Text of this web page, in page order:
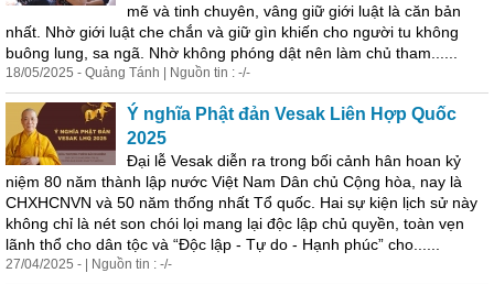
mẽ và tinh chuyên, vâng giữ giới luật là căn bản
nhất. Nhờ giới luật che chắn và giữ gìn khiến cho người tu không
buông lung, sa ngã. Nhờ không phóng dật nên làm chủ tham......
18/05/2025 - Quảng Tánh | Nguồn tin : -/-
Ý nghĩa Phật đản Vesak Liên Hợp Quốc
2025
Đại lễ Vesak diễn ra trong bối cảnh hân hoan kỷ
niệm 80 năm thành lập nước Việt Nam Dân chủ Cộng hòa, nay là
CHXHCNVN và 50 năm thống nhất Tổ quốc. Hai sự kiện lịch sử này
không chỉ là nét son chói lọi mang lại độc lập chủ quyền, toàn vẹn
lãnh thổ cho dân tộc và “Độc lập - Tự do - Hạnh phúc” cho......
27/04/2025 - | Nguồn tin : -/-